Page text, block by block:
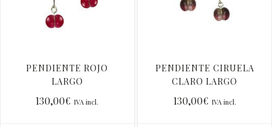
PENDIENTE ROJO
LARGO
130,00€ IVA incl.
PENDIENTE CIRUELA
CLARO LARGO
130,00€ IVA incl.